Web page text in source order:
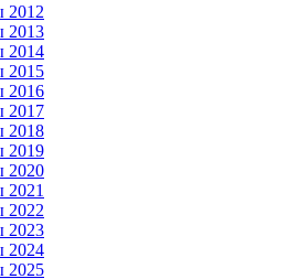
2012
2013
2014
2015
2016
2017
2018
2019
2020
2022
2023
2024
2025